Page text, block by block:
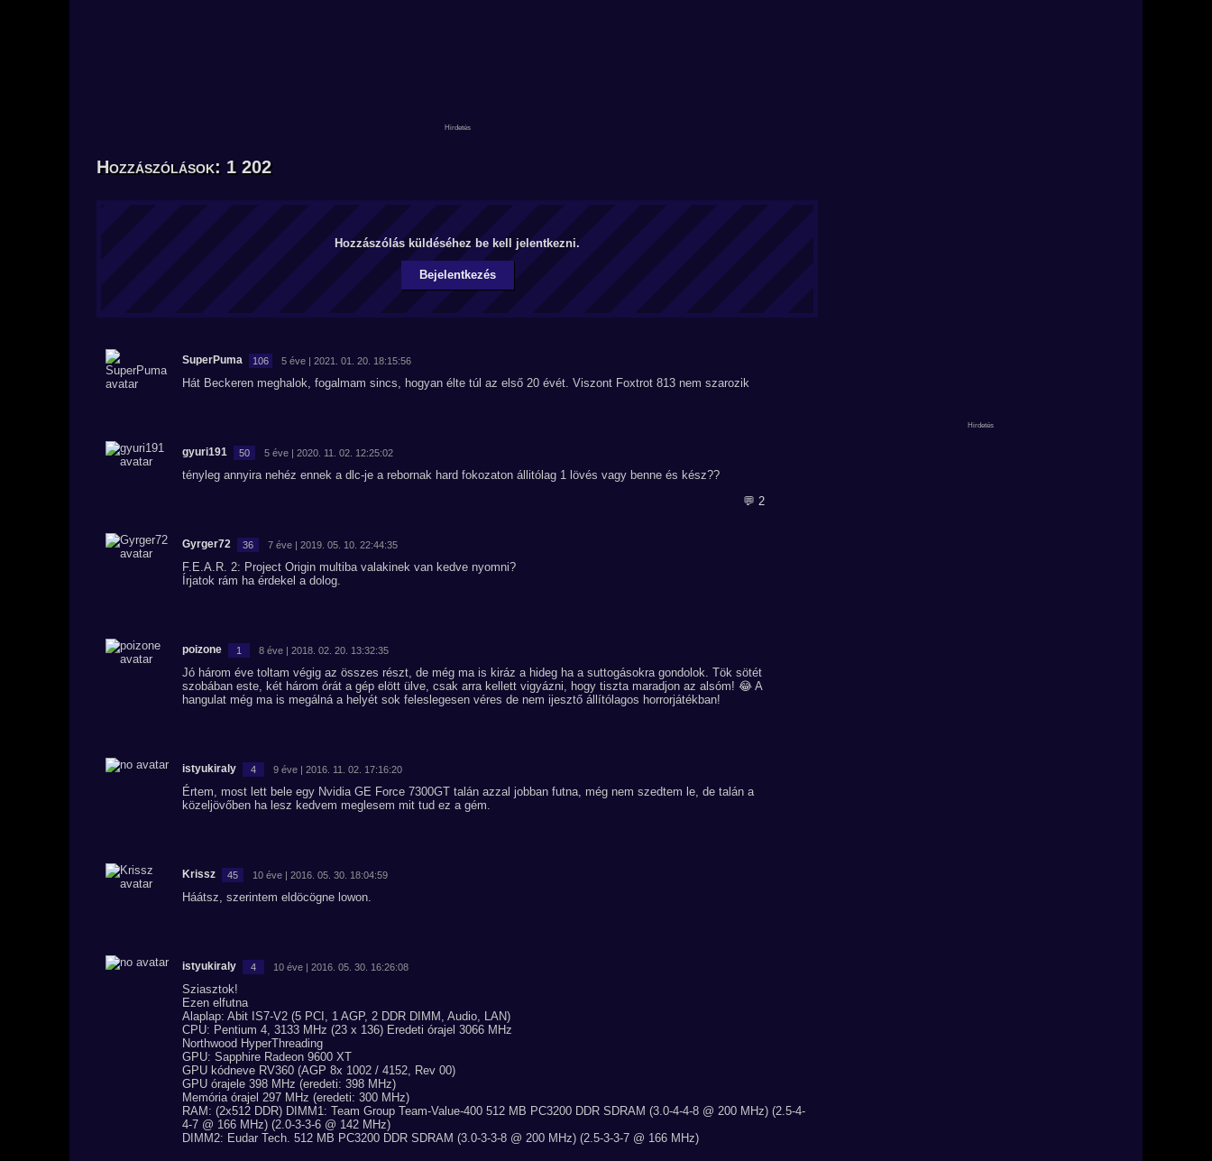
Hozzászólások: 1 202
Hozzászólás küldéséhez be kell jelentkezni.
Bejelentkezés
SuperPuma 106 5 éve | 2021. 01. 20. 18:15:56
Hát Beckeren meghalok, fogalmam sincs, hogyan élte túl az első 20 évét. Viszont Foxtrot 813 nem szarozik
gyuri191 50 5 éve | 2020. 11. 02. 12:25:02
tényleg annyira nehéz ennek a dlc-je a rebornak hard fokozaton állitólag 1 lövés vagy benne és kész??
💬 2
Gyrger72 36 7 éve | 2019. 05. 10. 22:44:35
F.E.A.R. 2: Project Origin multiba valakinek van kedve nyomni?
Írjatok rám ha érdekel a dolog.
poizone 1 8 éve | 2018. 02. 20. 13:32:35
Jó három éve toltam végig az összes részt, de még ma is kiráz a hideg ha a suttogásokra gondolok. Tök sötét
szobában este, két három órát a gép elött ülve, csak arra kellett vigyázni, hogy tiszta maradjon az alsóm! 😂 A
hangulat még ma is megálná a helyét sok feleslegesen véres de nem ijesztő állítólagos horrorjátékban!
istyukiraly 4 9 éve | 2016. 11. 02. 17:16:20
Értem, most lett bele egy Nvidia GE Force 7300GT talán azzal jobban futna, még nem szedtem le, de talán a
közeljövőben ha lesz kedvem meglesem mit tud ez a gém.
Krissz 45 10 éve | 2016. 05. 30. 18:04:59
Háátsz, szerintem eldöcögne lowon.
istyukiraly 4 10 éve | 2016. 05. 30. 16:26:08
Sziasztok!
Ezen elfutna
Alaplap: Abit IS7-V2 (5 PCI, 1 AGP, 2 DDR DIMM, Audio, LAN)
CPU: Pentium 4, 3133 MHz (23 x 136) Eredeti órajel 3066 MHz
Northwood HyperThreading
GPU: Sapphire Radeon 9600 XT
GPU kódneve RV360 (AGP 8x 1002 / 4152, Rev 00)
GPU órajele 398 MHz (eredeti: 398 MHz)
Memória órajel 297 MHz (eredeti: 300 MHz)
RAM: (2x512 DDR) DIMM1: Team Group Team-Value-400 512 MB PC3200 DDR SDRAM (3.0-4-4-8 @ 200 MHz) (2.5-4-
4-7 @ 166 MHz) (2.0-3-3-6 @ 142 MHz)
DIMM2: Eudar Tech. 512 MB PC3200 DDR SDRAM (3.0-3-3-8 @ 200 MHz) (2.5-3-3-7 @ 166 MHz)